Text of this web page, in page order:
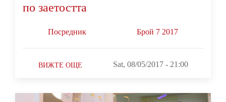
по заетостта
Посредник Брой 7 2017
ВИЖТЕ ОЩЕ Sat, 08/05/2017 - 21:00